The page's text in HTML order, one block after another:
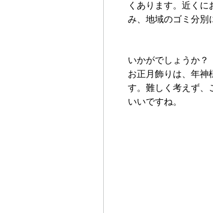
くあります。近く
み、地域のゴミ分別
いかがでしょうか？
お正月飾りは、年神
す。難しく考えず、
いいですね。